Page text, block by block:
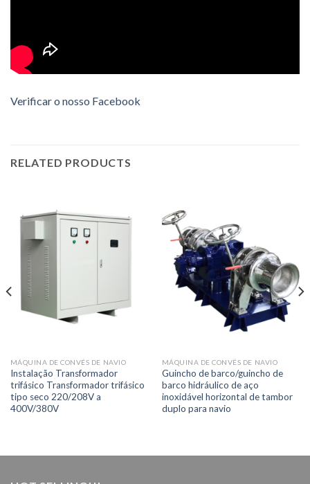
Verificar o nosso Facebook
RELATED PRODUCTS
MÁQUINA DE CONVÉS DE NAVIO
Instalação Transformador
trifásico Transformador trifásico
tipo seco 220/208V a
400V/380V
MÁQUINA DE CONVÉS DE NAVIO
Guincho de barco/guincho de
barco hidráulico de aço
inoxidável horizontal de tambor
duplo para navio